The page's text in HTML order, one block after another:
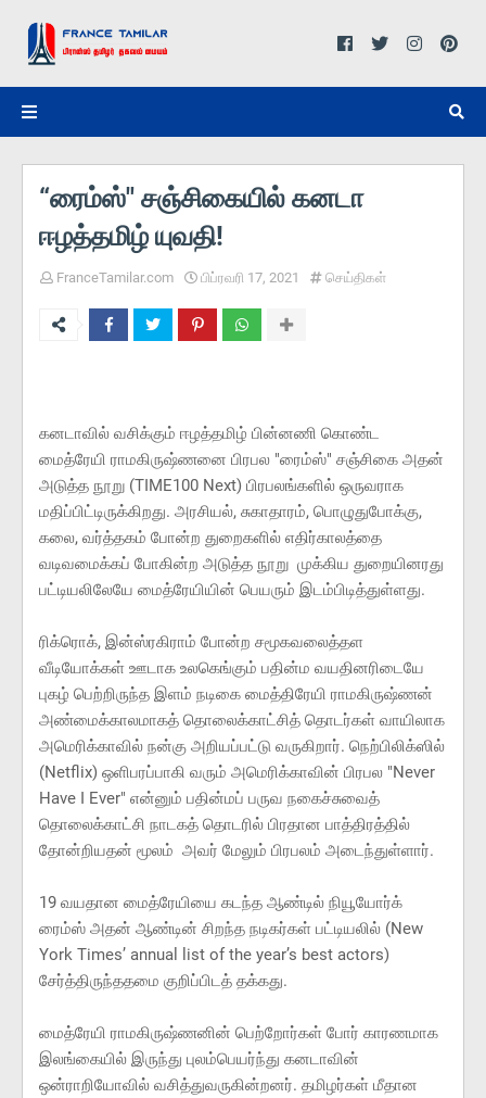
“ரைம்ஸ்" சஞ்சிகையில் கனடா
ஈழத்தமிழ் யுவதி!
FranceTamilar.com பிப்ரவரி 17, 2021 செய்திகள்
கனடாவில் வசிக்கும் ஈழத்தமிழ் பின்னணி கொண்ட
மைத்ரேயி ராமகிருஷ்ணனை பிரபல "ரைம்ஸ்" சஞ்சிகை அதன்
அடுத்த நூறு (TIME100 Next) பிரபலங்களில் ஒருவராக
மதிப்பிட்டிருக்கிறது. அரசியல், சுகாதாரம், பொழுதுபோக்கு,
கலை, வர்த்தகம் போன்ற துறைகளில் எதிர்காலத்தை
வடிவமைக்கப் போகின்ற அடுத்த நூறு முக்கிய துறையினரது
பட்டியலிலேயே மைத்ரேயியின் பெயரும் இடம்பிடித்துள்ளது.
ரிக்ரொக், இன்ஸ்ரகிராம் போன்ற சமூகவலைத்தள
வீடியோக்கள் ஊடாக உலகெங்கும் பதின்ம வயதினரிடையே
புகழ் பெற்றிருந்த இளம் நடிகை மைத்திரேயி ராமகிருஷ்ணன்
அண்மைக்காலமாகத் தொலைக்காட்சித் தொடர்கள் வாயிலாக
அமெரிக்காவில் நன்கு அறியப்பட்டு வருகிறார். நெற்பிலிக்ஸில்
(Netflix) ஒளிபரப்பாகி வரும் அமெரிக்காவின் பிரபல "Never
Have I Ever" என்னும் பதின்மப் பருவ நகைச்சுவைத்
தொலைக்காட்சி நாடகத் தொடரில் பிரதான பாத்திரத்தில்
தோன்றியதன் மூலம் அவர் மேலும் பிரபலம் அடைந்துள்ளார்.
19 வயதான மைத்ரேயியை கடந்த ஆண்டில் நியூயோர்க்
ரைம்ஸ் அதன் ஆண்டின் சிறந்த நடிகர்கள் பட்டியலில் (New
York Times’ annual list of the year’s best actors)
சேர்த்திருந்ததமை குறிப்பிடத் தக்கது.
மைத்ரேயி ராமகிருஷ்ணனின் பெற்றோர்கள் போர் காரணமாக
இலங்கையில் இருந்து புலம்பெயர்ந்து கனடாவின்
ஒன்ராறியோவில் வசித்துவருகின்றனர். தமிழர்கள் மீதான